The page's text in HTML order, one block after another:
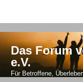
Das Forum
e.V.
Für Betroffene,